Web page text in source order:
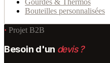
Gourdes & Thermos
Bouteilles personnalisées
· Projet B2B
Besoin d'un devis ?